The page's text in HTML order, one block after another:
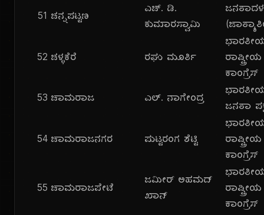
51 ಚನ್ನಪಟ್ಟಣ
ಎಚ್. ಡಿ.
ಕುಮಾರಸ್ವಾಮಿ
ಜನತಾದಳ
52 ಚಳ್ಳಕೆರೆ ರಘು ಮೂರ್ತಿ
ರಾಷ್ಟ್ರೀಯ
ಕಾಂಗ್ರೆಸ್
53 ಚಾಮರಾಜ ಎಲ್. ನಾಗೇಂದ್ರ
ಜನತಾ
54 ಚಾಮರಾಜನಗರ ಪುಟ್ಟರಂಗ ಶೆಟ್ಟಿ
ರಾಷ್ಟ್ರೀಯ
ಕಾಂಗ್ರೆಸ್
55 ಚಾಮರಾಜಪೇಟೆ
ಜಮೀರ್ ಅಹಮದ್
ಖಾನ್
ರಾಷ್ಟ್ರೀಯ
ಕಾಂಗ್ರೆಸ್